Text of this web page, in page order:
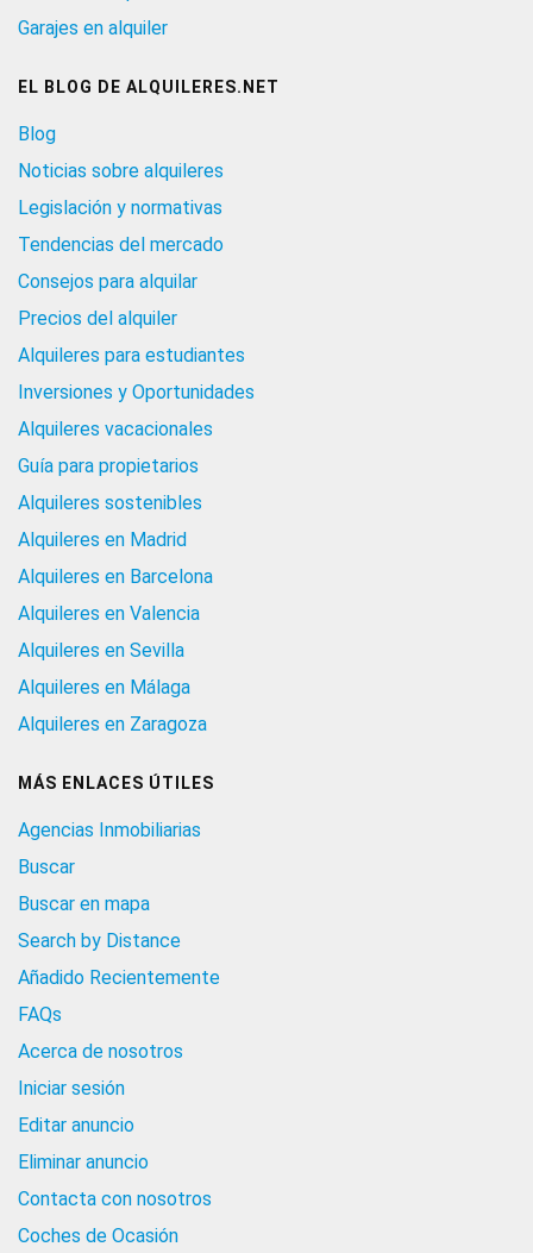
Garajes en alquiler
EL BLOG DE ALQUILERES.NET
Blog
Noticias sobre alquileres
Legislación y normativas
Tendencias del mercado
Consejos para alquilar
Precios del alquiler
Alquileres para estudiantes
Inversiones y Oportunidades
Alquileres vacacionales
Guía para propietarios
Alquileres sostenibles
Alquileres en Madrid
Alquileres en Barcelona
Alquileres en Valencia
Alquileres en Sevilla
Alquileres en Málaga
Alquileres en Zaragoza
MÁS ENLACES ÚTILES
Agencias Inmobiliarias
Buscar
Buscar en mapa
Search by Distance
Añadido Recientemente
FAQs
Acerca de nosotros
Iniciar sesión
Editar anuncio
Eliminar anuncio
Contacta con nosotros
Coches de Ocasión